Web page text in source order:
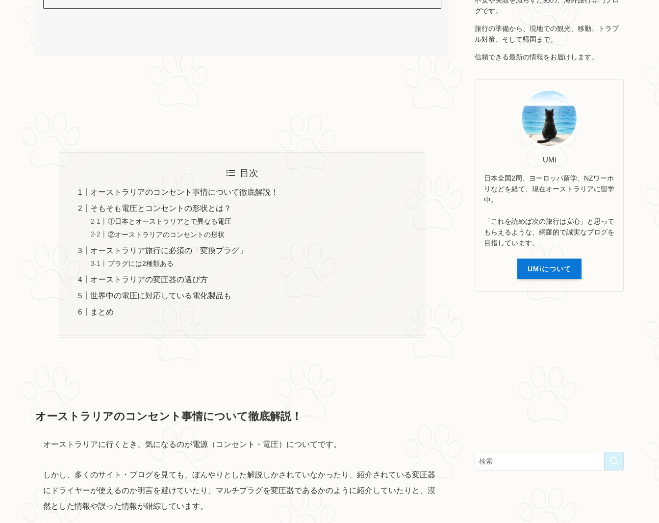
目次
オーストラリアのコンセント事情について徹底解説！
そもそも電圧とコンセントの形状とは？
①日本とオーストラリアとで異なる電圧
②オーストラリアのコンセントの形状
オーストラリア旅行に必須の「変換プラグ」
プラグには2種類ある
オーストラリアの変圧器の選び方
世界中の電圧に対応している電化製品も
まとめ
オーストラリアのコンセント事情について徹底解説！
オーストラリアに行くとき、気になるのが電源（コンセント・電圧）についてです。
しかし、多くのサイト・ブログを見ても、ぼんやりとした解説しかされていなかったり、紹介されている変圧器
にドライヤーが使えるのか明言を避けていたり、マルチプラグを変圧器であるかのように紹介していたりと、漠
然とした情報や誤った情報が錯綜しています。
グです。
旅行の準備から、現地での観光、移動、トラブ
ル対策、そして帰国まで。
信頼できる最新の情報をお届けします。
UMi
日本全国2周、ヨーロッパ留学、NZワーホ
リなどを経て、現在オーストラリアに留学
中。
「これを読めば次の旅行は安心」と思って
もらえるような、網羅的で誠実なブログを
目指しています。
UMiについて